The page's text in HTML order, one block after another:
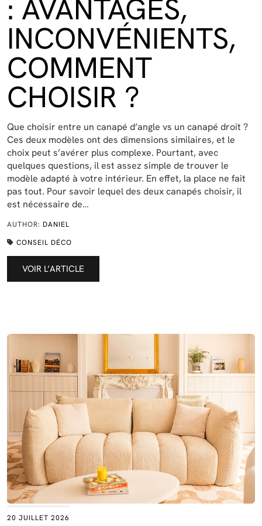
: AVANTAGES,
INCONVÉNIENTS,
COMMENT
CHOISIR ?
Que choisir entre un canapé d’angle vs un canapé droit ?
Ces deux modèles ont des dimensions similaires, et le
choix peut s’avérer plus complexe. Pourtant, avec
quelques questions, il est assez simple de trouver le
modèle adapté à votre intérieur. En effet, la place ne fait
pas tout. Pour savoir lequel des deux canapés choisir, il
est nécessaire de…
AUTHOR: DANIEL
CONSEIL DÉCO
VOIR L’ARTICLE
20 JUILLET 2026